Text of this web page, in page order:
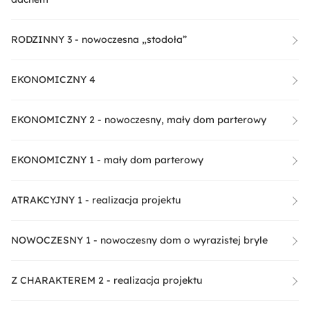
RODZINNY 3 - nowoczesna „stodoła”
EKONOMICZNY 4
EKONOMICZNY 2 - nowoczesny, mały dom parterowy
EKONOMICZNY 1 - mały dom parterowy
ATRAKCYJNY 1 - realizacja projektu
NOWOCZESNY 1 - nowoczesny dom o wyrazistej bryle
Z CHARAKTEREM 2 - realizacja projektu